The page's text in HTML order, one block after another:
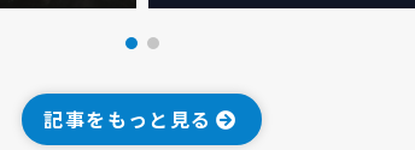
記事をもっと見る